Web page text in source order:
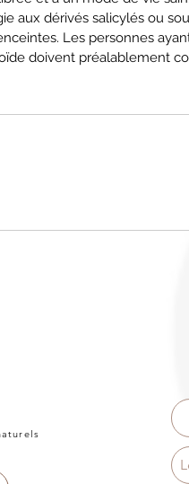
aux dérivés salicylés ou
Les personnes
doivent préalablement